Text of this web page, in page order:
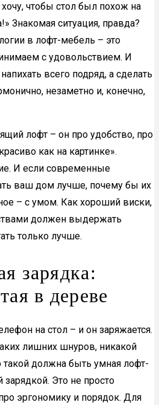
чтобы стол был похож на
Знакомая ситуация, правда?
в лофт-мебель – это
с удовольствием. И
всего подряд, а сделать
незаметно и, конечно,
лофт – он про удобство, про
как на картинке».
И если современные
ваш дом лучше, почему бы их
– с умом. Как хороший виски,
должен выдержать
только лучше.
зарядка:
в дереве
на стол – и он заряжается.
лишних шнуров, никакой
такой должна быть умная лофт-
Это не просто
эргономику и порядок. Для